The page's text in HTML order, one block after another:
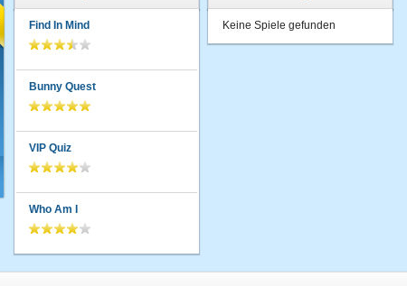
Find In Mind
Bunny Quest
VIP Quiz
Who Am I
Keine Spiele gefunden